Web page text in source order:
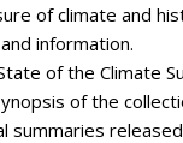
of climate and
information.
of the Climate
of the
summaries